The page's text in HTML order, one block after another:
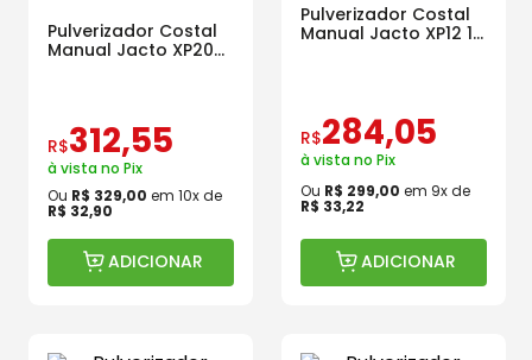
Pulverizador Costal
Manual Jacto XP20
R$312,55
à vista no Pix
Ou R$ 329,00 em 10x de
R$ 32,90
ADICIONAR
Pulverizador Costal
Manual Jacto XP12 12
R$284,05
à vista no Pix
Ou R$ 299,00 em 9x de
R$ 33,22
ADICIONAR